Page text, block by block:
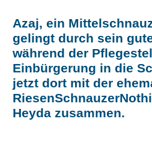
Azaj, ein
gelingt durch sein
während der
Einbürgerung in die
jetzt dort mit der
Heyda zusammen.